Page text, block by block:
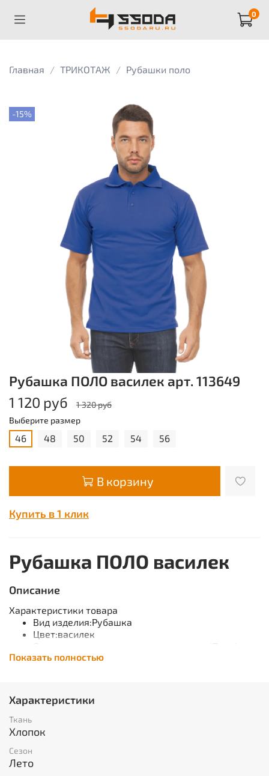
0
Главная ТРИКОТАЖ Рубашки поло
-15%
Рубашка ПОЛО василек арт. 113649
1 120 руб
1 320 руб
Выберите размер
46 48 50 52 54 56
В корзину
Купить в 1 клик
Рубашка ПОЛО василек
Описание
Характеристики товара
Вид изделия:Рубашка
Цвет:василек
пл.210 г/м²
условий хранения)
Защитные свойства
ТР ТС 017/2011
• отложной воротник
Показать полностью
Характеристики
Ткань
Хлопок
Сезон
Лето